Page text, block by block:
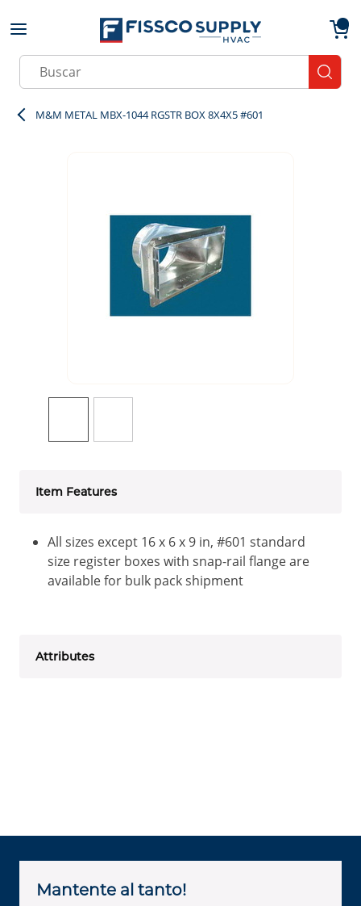
Skip to main content
Site Search
M&M METAL MBX-1044 RGSTR BOX 8X4X5 #601
Item Features
All sizes except 16 x 6 x 9 in, #601 standard
size register boxes with snap-rail flange are
available for bulk pack shipment
Attributes
Mantente al tanto!